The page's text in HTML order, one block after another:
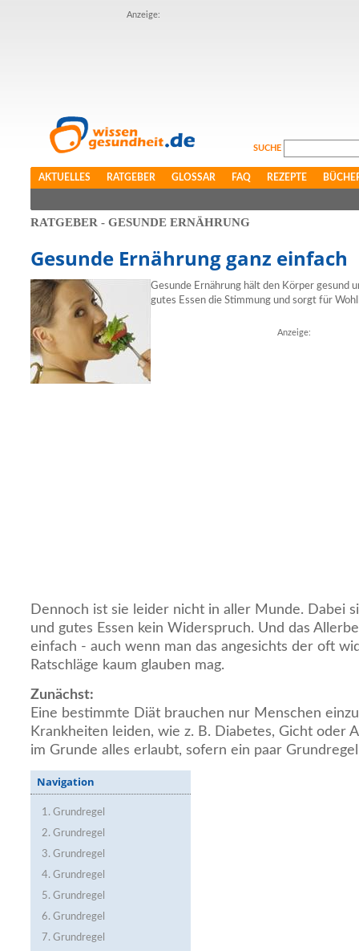
Anzeige:
SUCHE
AKTUELLES RATGEBER GLOSSAR FAQ REZEPTE
RATGEBER - GESUNDE ERNÄHRUNG
Gesunde Ernährung ganz einfach
Gesunde Ernährung hält den Körper gesund
gutes Essen die Stimmung und sorgt für
Anzeige:
Dennoch ist sie leider nicht in aller Munde. Dabei
und gutes Essen kein Widerspruch. Und das
einfach - auch wenn man das angesichts der oft
Ratschläge kaum glauben mag.
Zunächst:
Eine bestimmte Diät brauchen nur Menschen
Krankheiten leiden, wie z. B. Diabetes, Gicht oder
im Grunde alles erlaubt, sofern ein paar
Navigation
1. Grundregel
2. Grundregel
3. Grundregel
4. Grundregel
5. Grundregel
6. Grundregel
7. Grundregel